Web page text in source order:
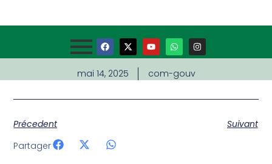
mai 14, 2025 com-gouv
Précedent
Suivant
Partager